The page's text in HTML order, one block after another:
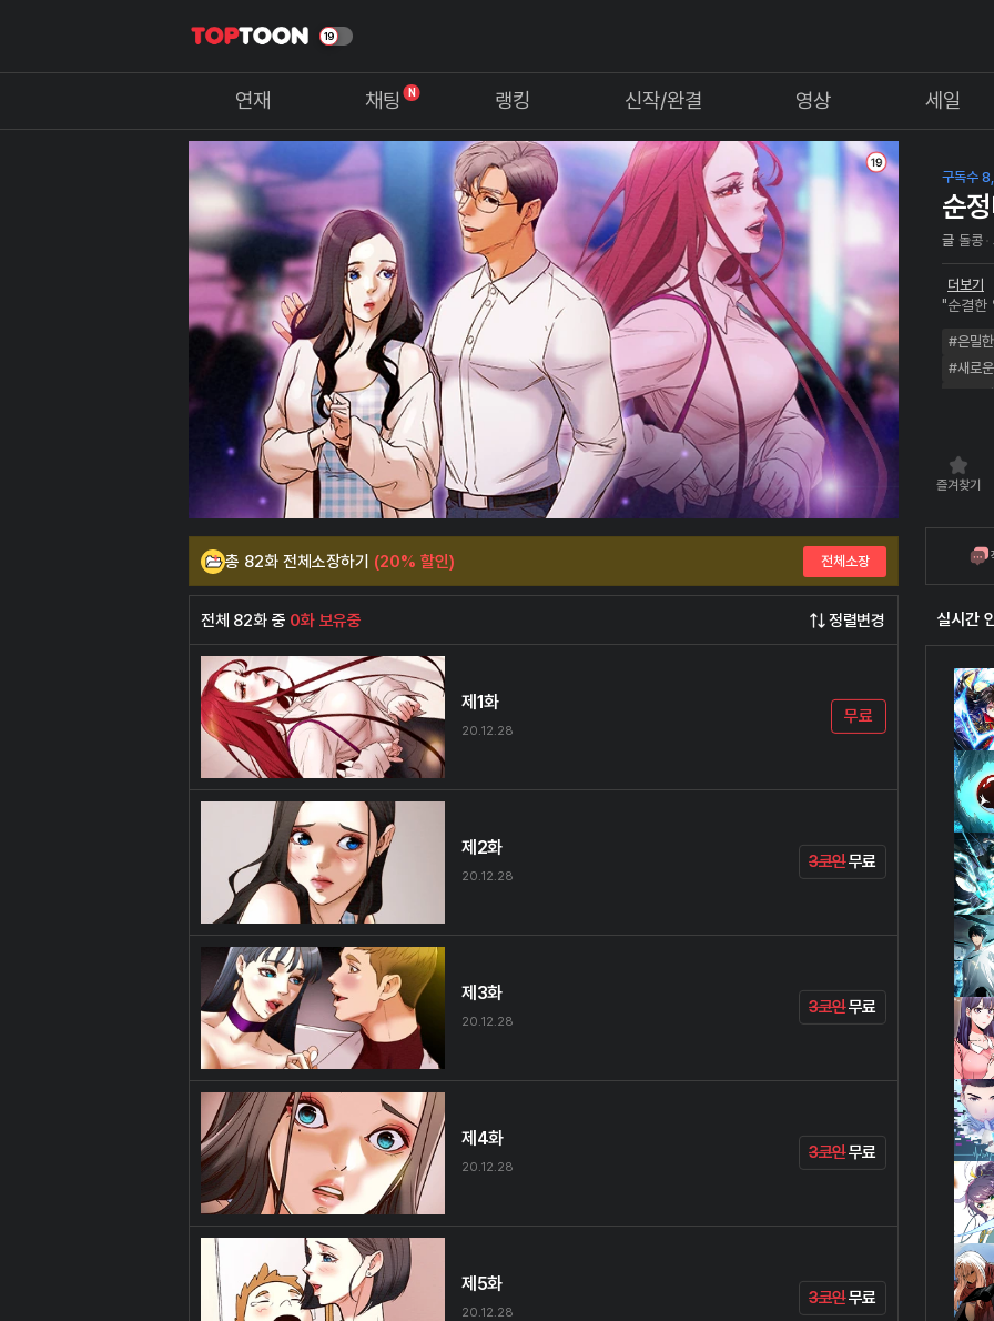
연재 채팅 N 랭킹 신작/완결 영상 세일
구독수
순
글 돌콩
더보기
"순결한
한 여
#은밀
#새로
즐겨찾기
실시간
총 82화 전체소장하기 (20% 할인) 전체소장
전체 82화 중 0화 보유중 정렬변경
제1화
20.12.28
무료
제2화
20.12.28
3코인무료
제3화
20.12.28
3코인무료
제4화
20.12.28
3코인무료
제5화
20.12.28
3코인무료